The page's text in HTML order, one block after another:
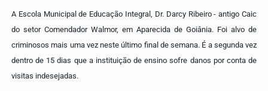
A Escola Municipal de Educação Integral, Dr. Darcy Ribeiro - antigo Caic
do setor Comendador Walmor, em Aparecida de Goiânia. Foi alvo de
criminosos mais uma vez neste último final de semana. É a segunda vez
dentro de 15 dias que a instituição de ensino sofre danos por conta de
visitas indesejadas.